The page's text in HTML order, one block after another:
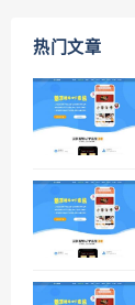
热门文章